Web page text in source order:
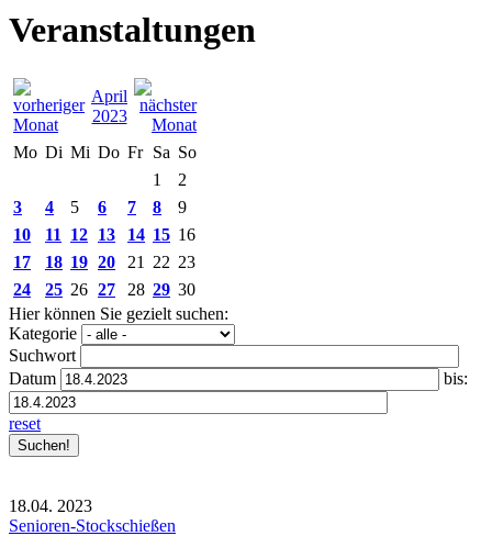
Veranstaltungen
April
2023
Mo Di Mi Do Fr Sa So
1
2
3
4 5 6 7 8
9
10
11 12 13 14 15 16
17
18 19 20 21 22 23
24
25 26 27 28 29 30
Hier können Sie gezielt suchen:
Kategorie
Suchwort
Datum
bis:
reset
18.04. 2023
Senioren-Stockschießen